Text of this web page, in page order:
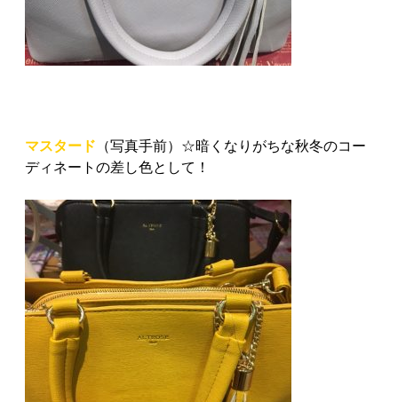
マスタード （写真手前）☆暗くなりがちな秋冬のコー
ディネートの差し色として！